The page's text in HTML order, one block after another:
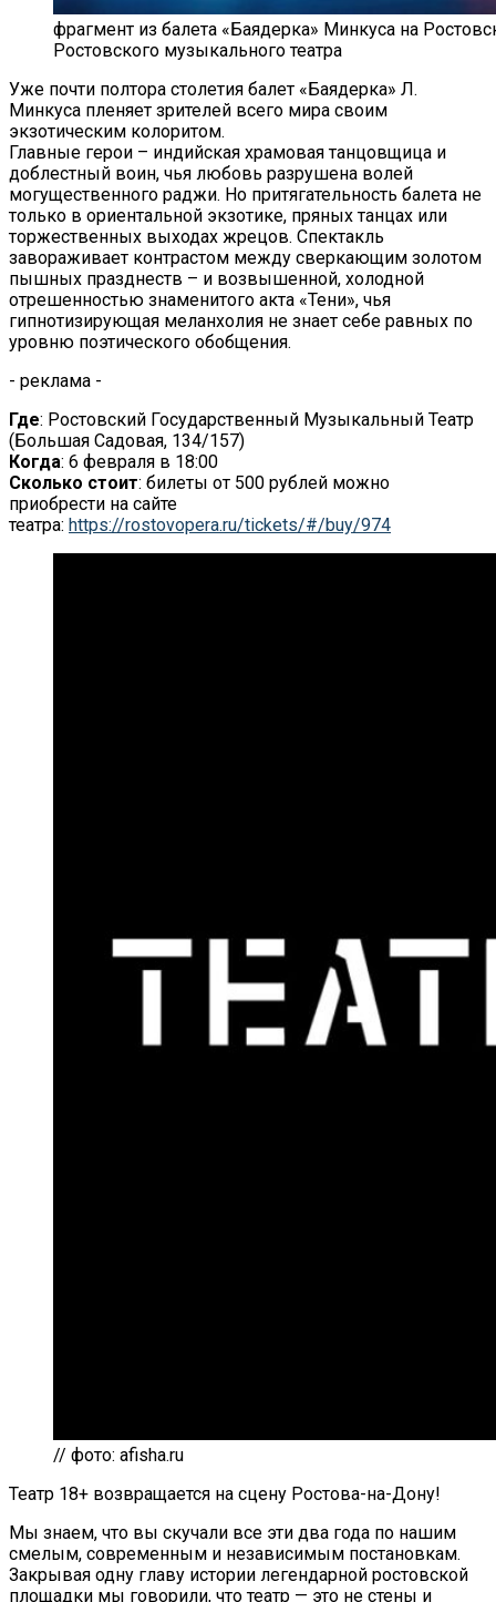
фрагмент из балета «Баядерка» Минкуса на
Ростовского музыкального театра
Уже почти полтора столетия балет «Баядерка» Л.
Минкуса пленяет зрителей всего мира своим
экзотическим колоритом.
Главные герои – индийская храмовая танцовщица и
доблестный воин, чья любовь разрушена волей
могущественного раджи. Но притягательность балета не
только в ориентальной экзотике, пряных танцах или
торжественных выходах жрецов. Спектакль
завораживает контрастом между сверкающим золотом
пышных празднеств – и возвышенной, холодной
отрешенностью знаменитого акта «Тени», чья
гипнотизирующая меланхолия не знает себе равных по
уровню поэтического обобщения.
- реклама -
Где: Ростовский Государственный Музыкальный Театр
(Большая Садовая, 134/157)
Когда: 6 февраля в 18:00
Сколько стоит: билеты от 500 рублей можно
приобрести на сайте
театра: https://rostovopera.ru/tickets/#/buy/974
// фото: afisha.ru
Театр 18+ возвращается на сцену Ростова-на-Дону!
Мы знаем, что вы скучали все эти два года по нашим
смелым, современным и независимым постановкам.
Закрывая одну главу истории легендарной ростовской
площадки мы говорили, что театр — это не стены и